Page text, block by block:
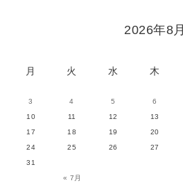
2026年8月
月 火 水 木
« 7月
3
4 5 6
10
11 12 13
17
18 19 20
24
25 26 27
31